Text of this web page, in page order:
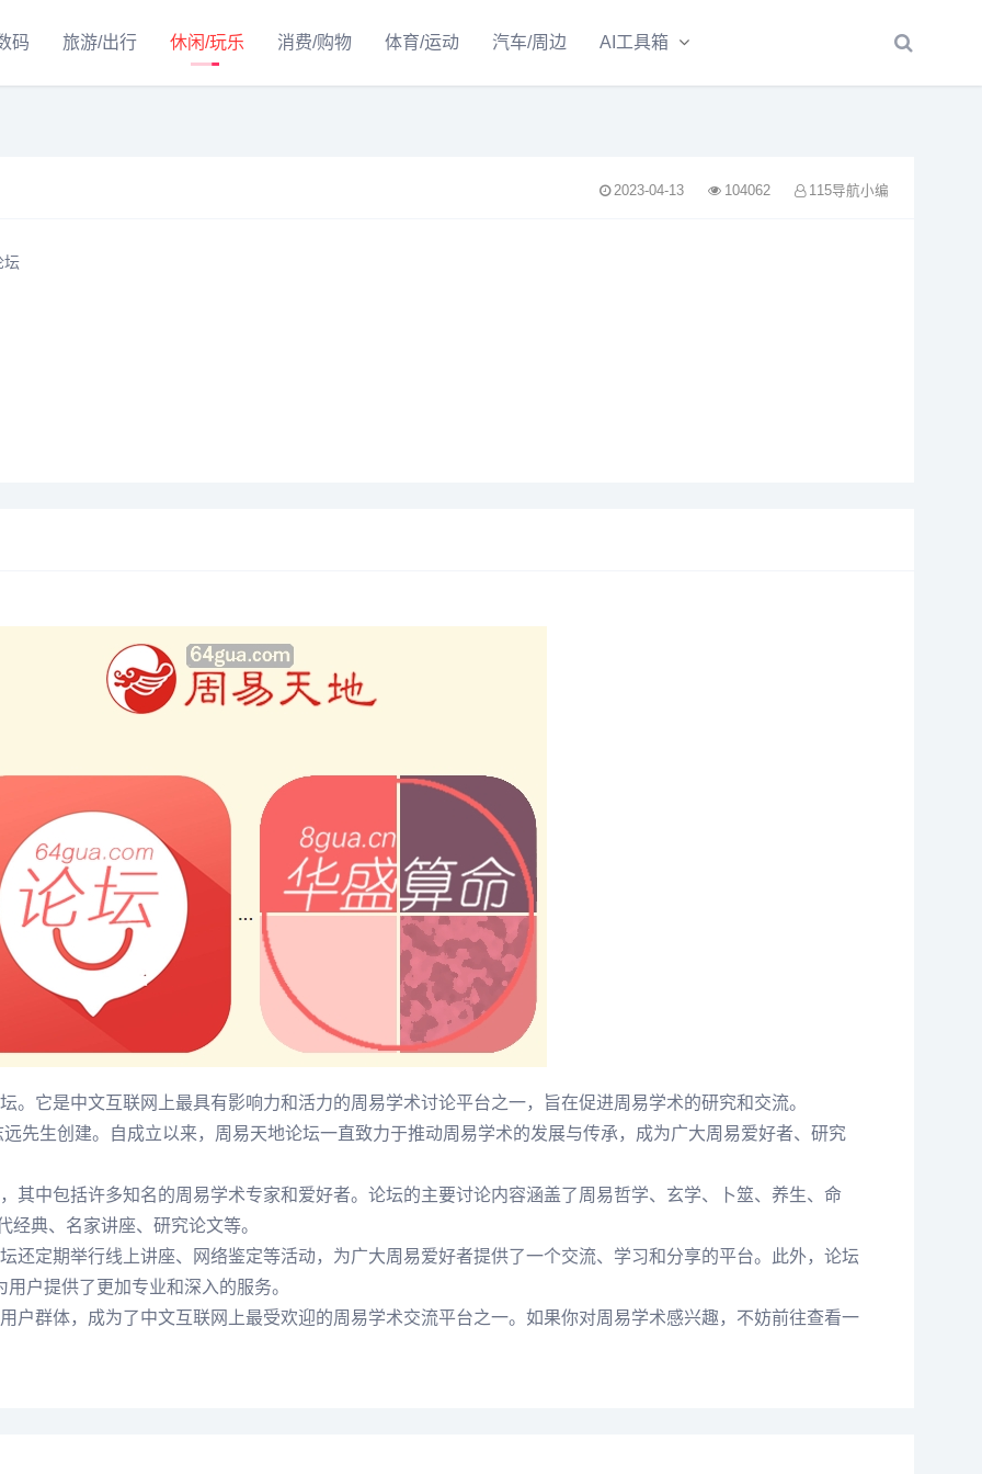
码 旅游/出行 休闲/玩乐 消费/购物 体育/运动 汽车/周边 AI工具箱
2023-04-13 104062 115导航小编
坛
。它是中文互联网上最具有影响力和活力的周易学术讨论平台之一，旨在促进周易学术的研究和交流。
先生创建。自成立以来，周易天地论坛一直致力于推动周易学术的发展与传承，成为广大周易爱好者、研究
其中包括许多知名的周易学术专家和爱好者。论坛的主要讨论内容涵盖了周易哲学、玄学、卜筮、养生、命
典、名家讲座、研究论文等。
还定期举行线上讲座、网络鉴定等活动，为广大周易爱好者提供了一个交流、学习和分享的平台。此外，论坛
户提供了更加专业和深入的服务。
户群体，成为了中文互联网上最受欢迎的周易学术交流平台之一。如果你对周易学术感兴趣，不妨前往查看一